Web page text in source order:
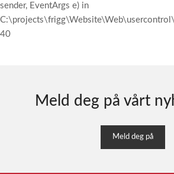
sender, EventArgs e) in
40
Meld deg på vårt
Meld deg på